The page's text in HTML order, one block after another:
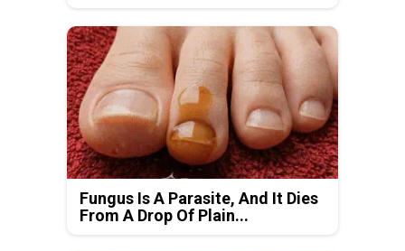
Fungus Is A Parasite, And It Dies
From A Drop Of Plain...